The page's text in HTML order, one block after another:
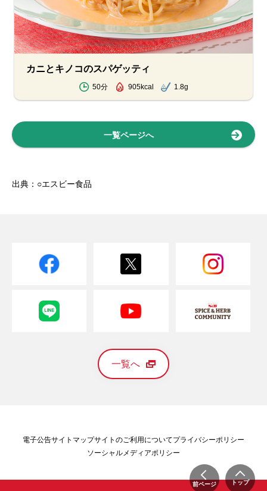
カニとキノコのスパゲッティ
50分 905kcal 1.8g
一覧ページへ
出典：○エスビー食品
前ページ トップ
一覧へ
電子公告サイトマップサイトのご利用についてプライバシーポリシー
ソーシャルメディアポリシー